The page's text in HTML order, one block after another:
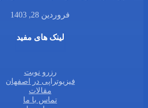
فروردین 28, 1403
لینک های مفید
رزرو نوبت
فیزیوتراپی در اصفهان
مقالات
تماس با ما